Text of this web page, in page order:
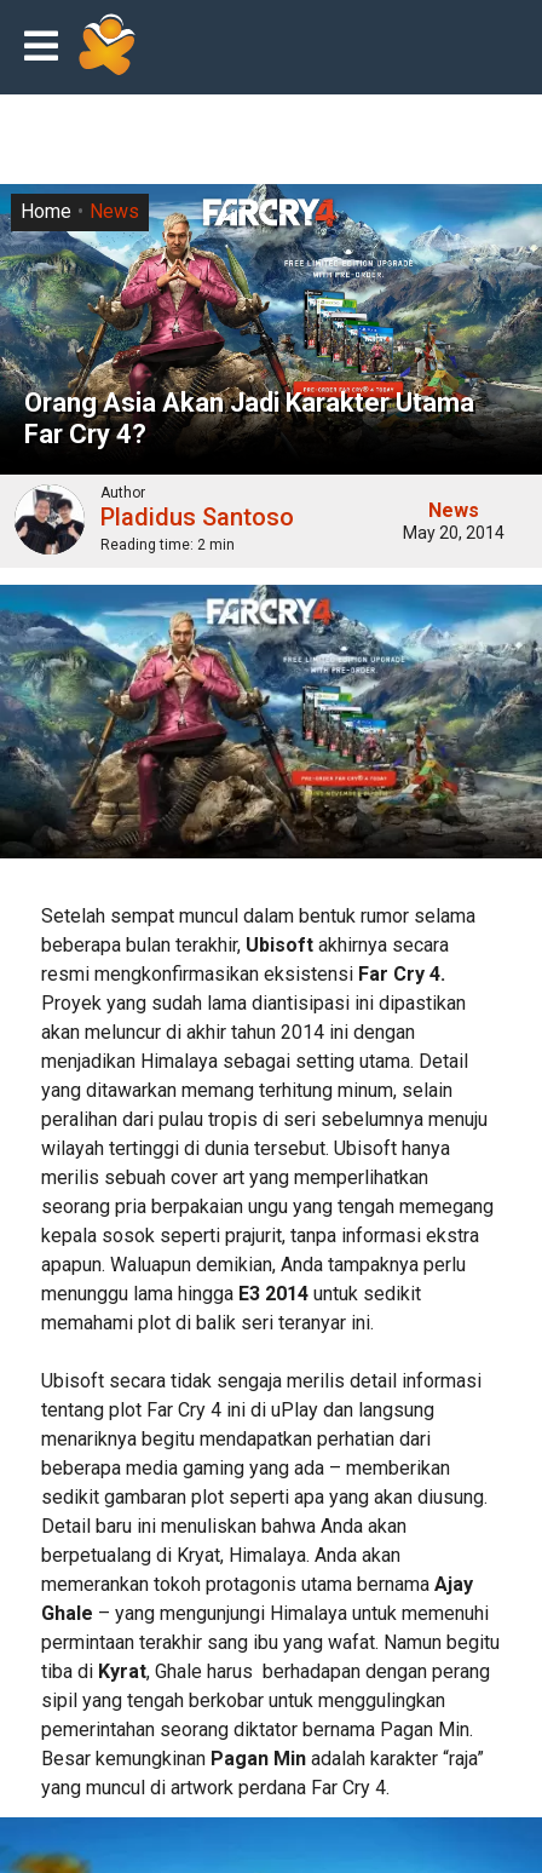
Orang Asia Akan Jadi Karakter Utama
Far Cry 4?
Home News
Author
Pladidus Santoso
Reading time: 2 min
News
May 20, 2014
Setelah sempat muncul dalam bentuk rumor selama
beberapa bulan terakhir, Ubisoftakhirnya secara
resmi mengkonfirmasikan eksistensi Far Cry 4.
Proyek yang sudah lama diantisipasi ini dipastikan
akan meluncur di akhir tahun 2014 ini dengan
menjadikan Himalaya sebagai setting utama. Detail
yang ditawarkan memang terhitung minum, selain
peralihan dari pulau tropis di seri sebelumnya menuju
wilayah tertinggi di dunia tersebut. Ubisoft hanya
merilis sebuah cover art yang memperlihatkan
seorang pria berpakaian ungu yang tengah memegang
kepala sosok seperti prajurit, tanpa informasi ekstra
apapun. Waluapun demikian, Anda tampaknya perlu
menunggu lama hingga E3 2014untuk sedikit
memahami plot di balik seri teranyar ini.
Ubisoft secara tidak sengaja merilis detail informasi
tentang plot Far Cry 4 ini di uPlay dan langsung
menariknya begitu mendapatkan perhatian dari
beberapa media gaming yang ada – memberikan
sedikit gambaran plot seperti apa yang akan diusung.
Detail baru ini menuliskan bahwa Anda akan
berpetualang di Kryat, Himalaya. Anda akan
memerankan tokoh protagonis utama bernama Ajay
Ghale – yang mengunjungi Himalaya untuk memenuhi
permintaan terakhir sang ibu yang wafat. Namun begitu
tiba diKyrat, Ghale harus berhadapan dengan perang
sipil yang tengah berkobar untuk menggulingkan
pemerintahan seorang diktator bernama Pagan Min.
Besar kemungkinanPagan Minadalah karakter “raja”
yang muncul di artwork perdana Far Cry 4.